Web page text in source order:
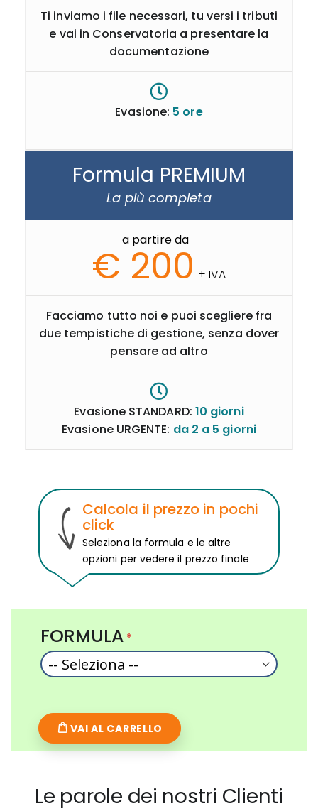
Ti inviamo i file necessari, tu versi i tributi
e vai in Conservatoria a presentare la
documentazione
Evasione: 5 ore
Formula PREMIUM
La più completa
a partire da
€ 200 + IVA
Facciamo tutto noi e puoi scegliere fra
due tempistiche di gestione, senza dover
pensare ad altro
Evasione STANDARD: 10 giorni
Evasione URGENTE: da 2 a 5 giorni
Calcola il prezzo in pochi
click
Seleziona la formula e le altre
opzioni per vedere il prezzo finale
FORMULA
VAI AL CARRELLO
Le parole dei nostri Clienti